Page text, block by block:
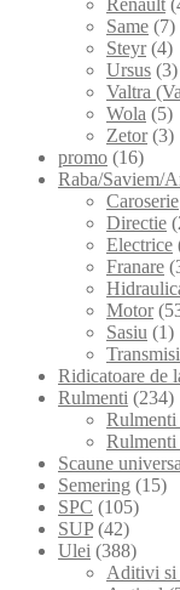
Same (7)
Steyr (4)
Ursus (3)
Valtra
Wola (5)
Zetor (3)
promo (16)
Raba/Saviem/
Caroserie
Directie
Electrice
Franare
Motor
Sasiu (1)
Ridicatoare de
Rulmenti (234)
Scaune
Semering (15)
SPC (105)
SUP (42)
Ulei (388)
Aditivi si